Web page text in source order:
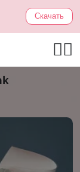
Скачать